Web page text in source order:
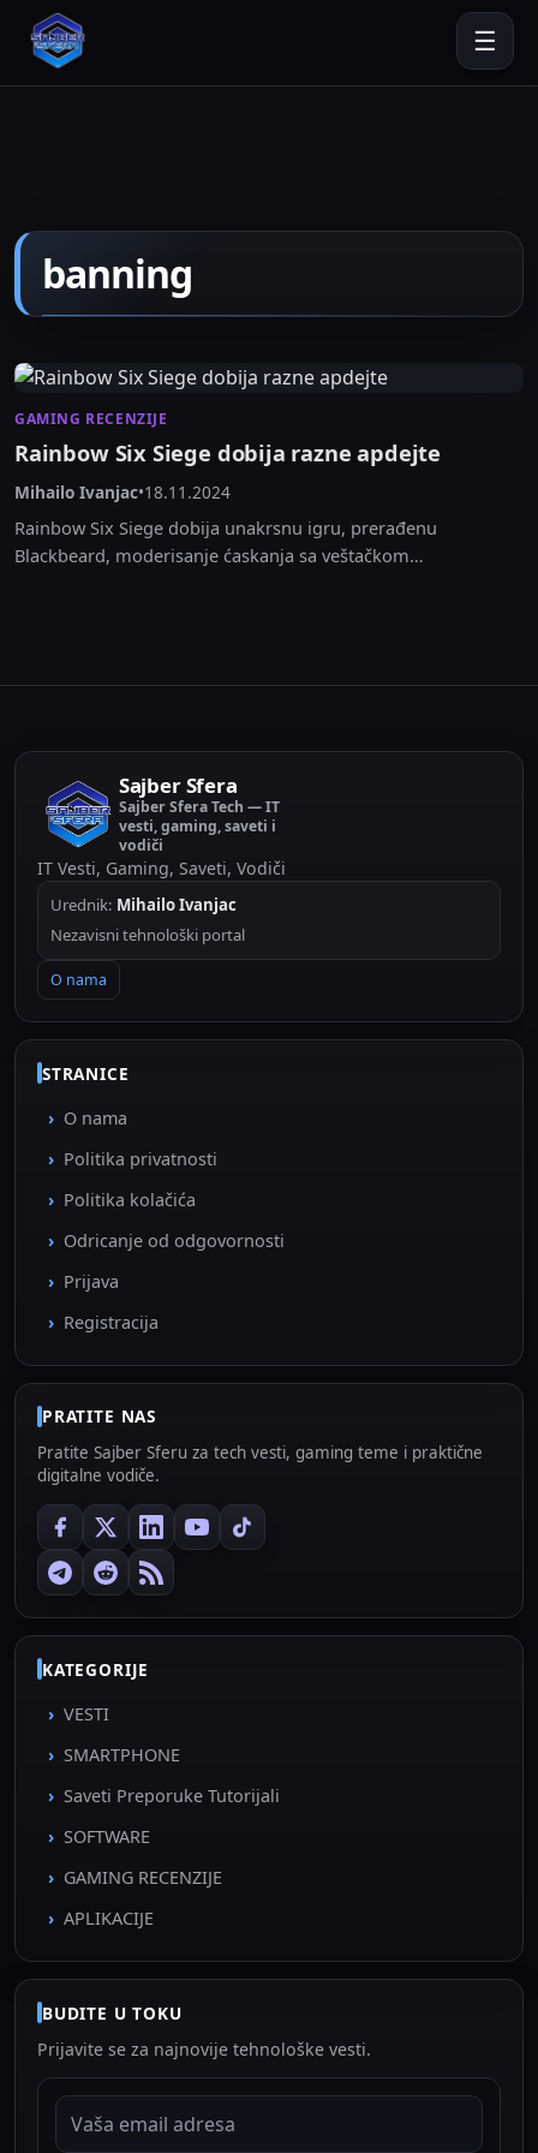
☰
banning
GAMING RECENZIJE
Rainbow Six Siege dobija razne apdejte
Mihailo Ivanjac•18.11.2024
Rainbow Six Siege dobija unakrsnu igru, prerađenu
Blackbeard, moderisanje ćaskanja sa veštačkom
Sajber Sfera
Sajber Sfera Tech — IT
vesti, gaming, saveti i
vodiči
IT Vesti, Gaming, Saveti, Vodiči
Urednik: Mihailo Ivanjac
Nezavisni tehnološki portal
O nama
STRANICE
O nama
Politika privatnosti
Politika kolačića
Odricanje od odgovornosti
Prijava
Registracija
PRATITE NAS
Pratite Sajber Sferu za tech vesti, gaming teme i praktične
digitalne vodiče.
KATEGORIJE
VESTI
SMARTPHONE
Saveti Preporuke Tutorijali
SOFTWARE
GAMING RECENZIJE
APLIKACIJE
BUDITE U TOKU
Prijavite se za najnovije tehnološke vesti.
EMAIL ADRESA